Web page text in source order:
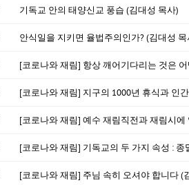
기독교 안의 태양신교 풍습 (김대성 목사)
안식일을 지키면 율법주의인가? (김대성 목
[코로나와 재림] 항상 깨어기다리는 것은
[코로나와 재림] 지구의 1000년 휴식과 인
[코로나와 재림] 예수 재림직전과 재림시
[코로나와 재림] 기독교의 두 가지 속성 :
[코로나와 재림] 주님 속히 오셔야 합니다 (